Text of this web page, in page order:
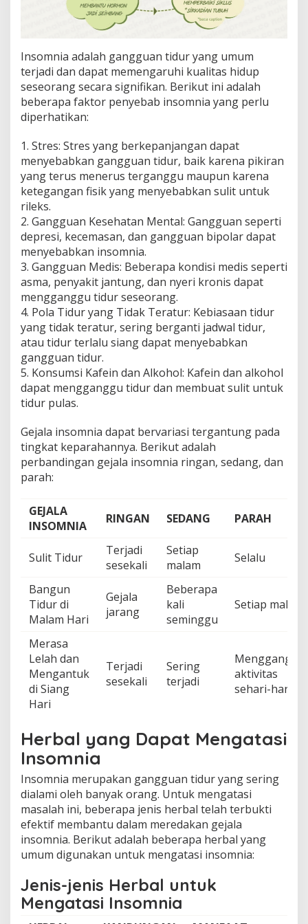
i
h
k
Insomnia adalah gangguan tidur yang umum
terjadi dan dapat memengaruhi kualitas hidup
seseorang secara signifikan. Berikut ini adalah
beberapa faktor penyebab insomnia yang perlu
diperhatikan:
1. Stres: Stres yang berkepanjangan dapat
menyebabkan gangguan tidur, baik karena pikiran
yang terus menerus terganggu maupun karena
ketegangan fisik yang menyebabkan sulit untuk
rileks.
2. Gangguan Kesehatan Mental: Gangguan seperti
depresi, kecemasan, dan gangguan bipolar dapat
menyebabkan insomnia.
3. Gangguan Medis: Beberapa kondisi medis seperti
asma, penyakit jantung, dan nyeri kronis dapat
mengganggu tidur seseorang.
4. Pola Tidur yang Tidak Teratur: Kebiasaan tidur
yang tidak teratur, sering berganti jadwal tidur,
atau tidur terlalu siang dapat menyebabkan
gangguan tidur.
5. Konsumsi Kafein dan Alkohol: Kafein dan alkohol
dapat mengganggu tidur dan membuat sulit untuk
tidur pulas.
Gejala insomnia dapat bervariasi tergantung pada
tingkat keparahannya. Berikut adalah
perbandingan gejala insomnia ringan, sedang, dan
parah:
GEJALA
INSOMNIA
RINGAN SEDANG PARAH
Sulit Tidur
Terjadi
sesekali
Setiap
malam
Selalu
Bangun
Tidur di
Malam Hari
Gejala
jarang
Beberapa
kali
seminggu
Setiap malam
Merasa
Lelah dan
Mengantuk
di Siang
Hari
Terjadi
sesekali
Sering
terjadi
Mengganggu
aktivitas
sehari-hari
Herbal yang Dapat Mengatasi
Insomnia
Insomnia merupakan gangguan tidur yang sering
dialami oleh banyak orang. Untuk mengatasi
masalah ini, beberapa jenis herbal telah terbukti
efektif membantu dalam meredakan gejala
insomnia. Berikut adalah beberapa herbal yang
umum digunakan untuk mengatasi insomnia:
Jenis-jenis Herbal untuk
Mengatasi Insomnia